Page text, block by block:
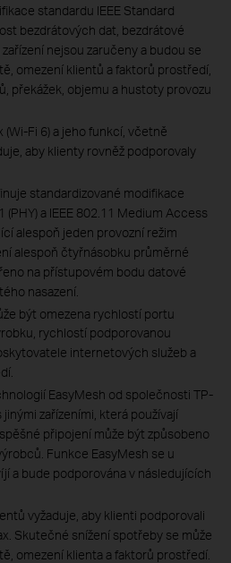
standardu IEEE Standard
bezdrátových dat, bezdrátové
nejsou zaručeny a budou se
omezení klientů a faktorů prostředí,
překážek, objemu a hustoty provozu
Fi 6) a jeho funkcí, včetně
aby klienty rovněž podporovaly
standardizované modifikace
a IEEE 802.11 Medium Access
alespoň jeden provozní režim
alespoň čtyřnásobku průměrné
na přístupovém bodu datové
nasazení.
být omezena rychlostí portu
rychlostí podporovanou
internetových služeb a
EasyMesh od společnosti TP-
zařízeními, která používají
připojení může být způsobeno
Funkce EasyMesh se u
a bude podporována v následujících
vyžaduje, aby klienti podporovali
Skutečné snížení spotřeby se může
omezení klienta a faktorů prostředí.